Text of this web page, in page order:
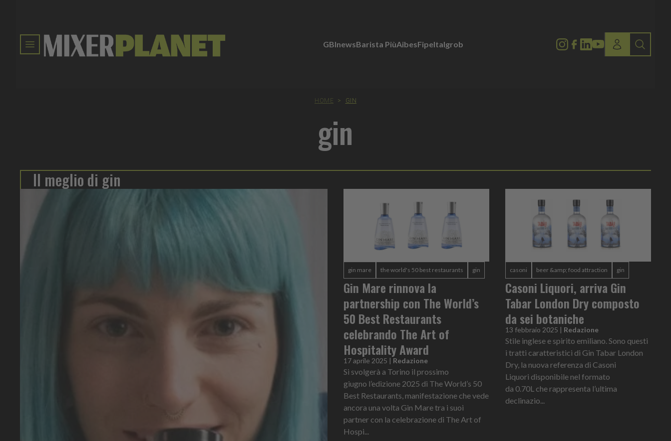
GBInewsBarista PiùAibesFipeItalgrob
HOME > GIN
gin
Il meglio di gin
gin mare the world's 50 best restaurants gin
Gin Mare rinnova la
partnership con The World’s
50 Best Restaurants
celebrando The Art of
Hospitality Award
17 aprile 2025 | Redazione
Si svolgerà a Torino il prossimo
giugno l’edizione 2025 di The World’s 50
Best Restaurants, manifestazione che vede
ancora una volta Gin Mare tra i suoi
partner con la celebrazione di The Art of
Hospi...
casoni beer &amp; food attraction gin
Casoni Liquori, arriva Gin
Tabar London Dry composto
da sei botaniche
13 febbraio 2025 | Redazione
Stile inglese e spirito emiliano. Sono questi
i tratti caratteristici di Gin Tabar London
Dry, la nuova referenza di Casoni
Liquori disponibile nel formato
da 0.70L che rappresenta l’ultima
declinazio...